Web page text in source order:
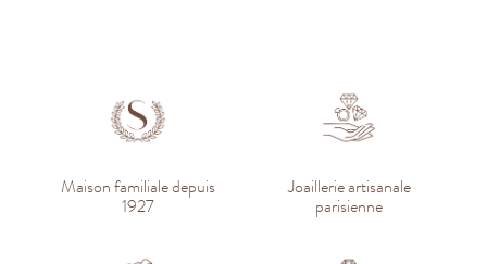
Maison familiale depuis
1927
Joaillerie artisanale
parisienne